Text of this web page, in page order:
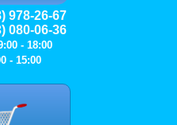
978-26-67
080-06-36
- 18:00
- 15:00